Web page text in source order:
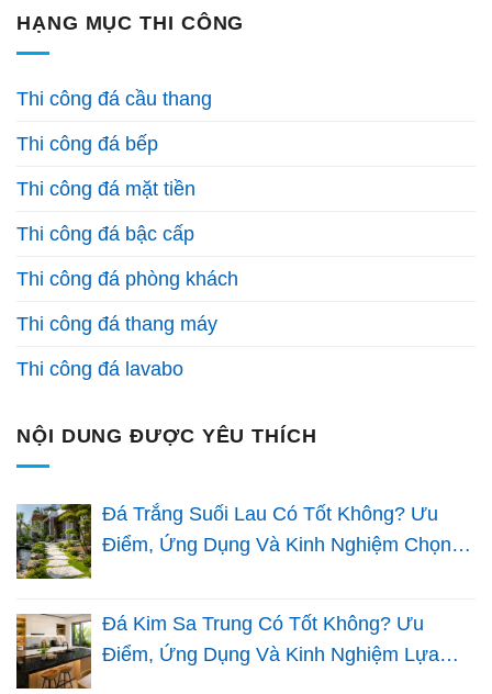
HẠNG MỤC THI CÔNG
Thi công đá cầu thang
Thi công đá bếp
Thi công đá mặt tiền
Thi công đá bậc cấp
Thi công đá phòng khách
Thi công đá thang máy
Thi công đá lavabo
NỘI DUNG ĐƯỢC YÊU THÍCH
Đá Trắng Suối Lau Có Tốt Không? Ưu
Điểm, Ứng Dụng Và Kinh Nghiệm Chọn
Đá Kim Sa Trung Có Tốt Không? Ưu
Điểm, Ứng Dụng Và Kinh Nghiệm Lựa